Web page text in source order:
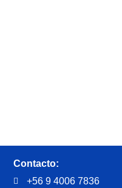
Contacto:
+56 9 4006 7836